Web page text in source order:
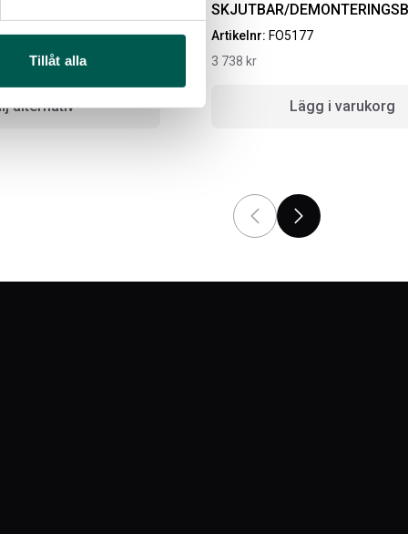
Tillåt alla
DO0161
Artikelnr:
RA0365
651kr
alternativ
SKJUTBAR/
Artikelnr: FO5177
3 738 kr
Lägg i varukorg